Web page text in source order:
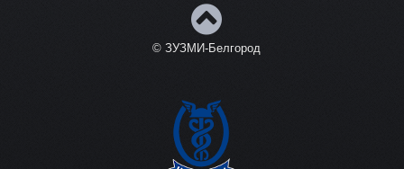
© ЗУЗМИ-Белгород